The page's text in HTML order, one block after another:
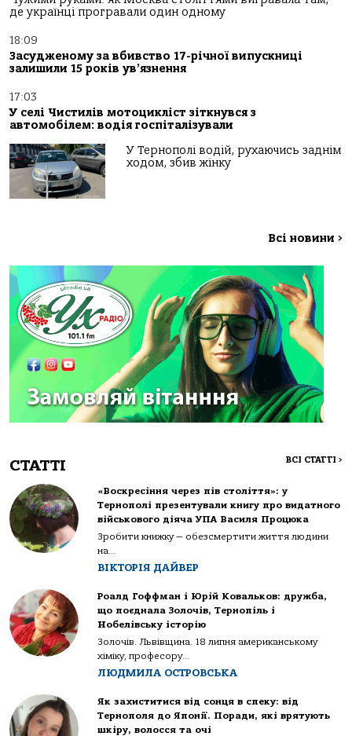
де українці програвали один одному
18:09
Засудженому за вбивство 17-річної випускниці
залишили 15 років ув’язнення
17:03
У селі Чистилів мотоцикліст зіткнувся з
автомобілем: водія госпіталізували
У Тернополі водій, рухаючись заднім
ходом, збив жінку
Всі новини >
СТАТТІ ВСІ СТАТТІ >
«Воскресіння через пів століття»: у
Тернополі презентували книгу про видатного
військового діяча УПА Василя Процюка
Зробити книжку — обезсмертити життя людини
на...
ВІКТОРІЯ ДАЙВЕР
Роалд Гоффман і Юрій Ковальков: дружба,
що поєднала Золочів, Тернопіль і
Нобелівську історію
Золочів. Львівщина. 18 липня американському
хіміку, професору...
ЛЮДМИЛА ОСТРОВСЬКА
Як захиститися від сонця в спеку: від
Тернополя до Японії. Поради, які врятують
шкіру, волосся та очі